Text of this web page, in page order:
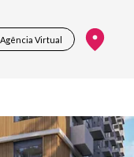
Agência Virtual